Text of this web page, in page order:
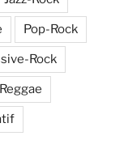
Pop-Rock
Rock
Reggae